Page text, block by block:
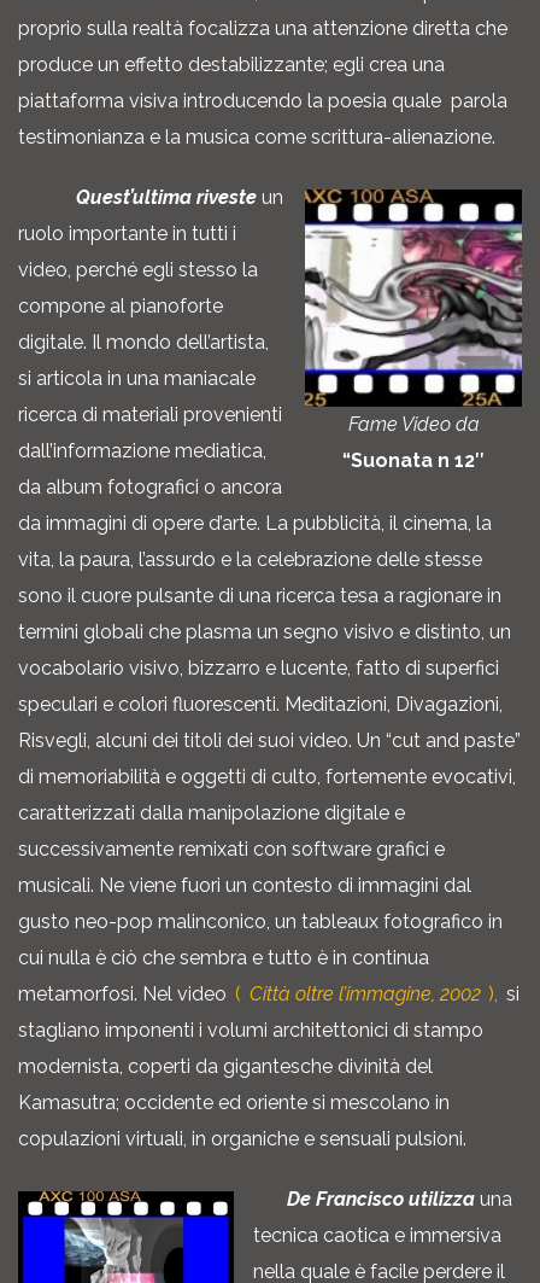
proprio sulla realtà focalizza una attenzione diretta che
produce un effetto destabilizzante; egli crea una
piattaforma visiva introducendo la poesia quale parola
testimonianza e la musica come scrittura-alienazione.
Fame Video da
“Suonata n 12″
Quest’ultima riveste un
ruolo importante in tutti i
video, perché egli stesso la
compone al pianoforte
digitale. Il mondo dell’artista,
si articola in una maniacale
ricerca di materiali provenienti
dall’informazione mediatica,
da album fotografici o ancora
da immagini di opere d’arte. La pubblicità, il cinema, la
vita, la paura, l’assurdo e la celebrazione delle stesse
sono il cuore pulsante di una ricerca tesa a ragionare in
termini globali che plasma un segno visivo e distinto, un
vocabolario visivo, bizzarro e lucente, fatto di superfici
speculari e colori fluorescenti. Meditazioni, Divagazioni,
Risvegli, alcuni dei titoli dei suoi video. Un “cut and paste”
di memoriabilità e oggetti di culto, fortemente evocativi,
caratterizzati dalla manipolazione digitale e
successivamente remixati con software grafici e
musicali. Ne viene fuori un contesto di immagini dal
gusto neo-pop malinconico, un tableaux fotografico in
cui nulla è ciò che sembra e tutto è in continua
metamorfosi. Nel video ( Città oltre l’immagine, 2002 ), si
stagliano imponenti i volumi architettonici di stampo
modernista, coperti da gigantesche divinità del
Kamasutra; occidente ed oriente si mescolano in
copulazioni virtuali, in organiche e sensuali pulsioni.
De Francisco utilizza una
tecnica caotica e immersiva
nella quale è facile perdere il